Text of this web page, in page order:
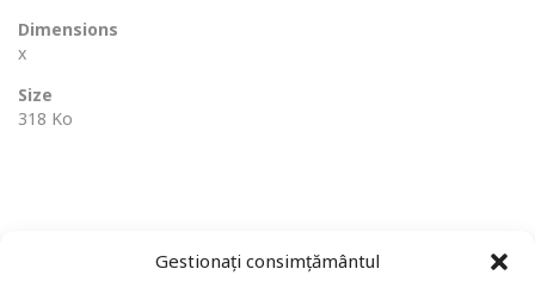
Gestionați consimțământul
Dimensions
x
Size
318 Ko